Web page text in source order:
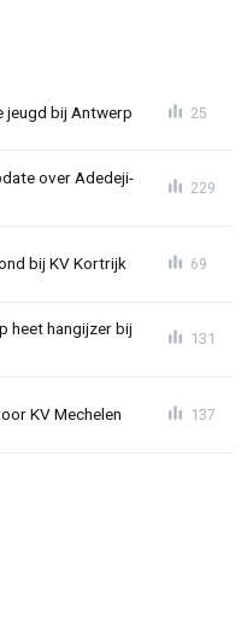
jeugd bij Antwerp 25
over Adedeji-
229
bij KV Kortrijk 69
heet hangijzer bij
131
KV Mechelen 137